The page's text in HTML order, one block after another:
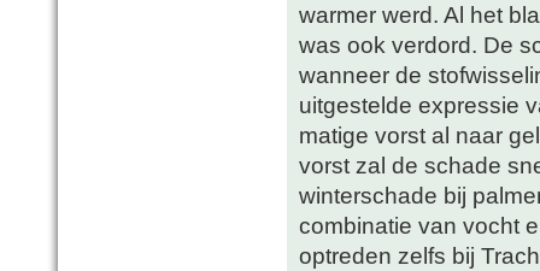
warmer werd. Al het
was ook verdord. De
wanneer de
uitgestelde expressie
matige vorst al naar
vorst zal de schade
winterschade bij
combinatie van vocht
optreden zelfs bij